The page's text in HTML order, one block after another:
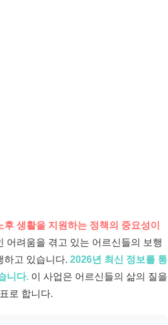
생활을 지원하는 정책의 중요성이
어려움을 겪고 있는 어르신들의 보행
하고 있습니다. 2026년 최신 정보를 통
니다. 이 사업은 어르신들의 삶의 질을
로 합니다.